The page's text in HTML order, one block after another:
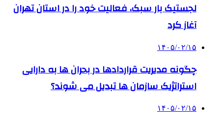
لجستیک بار سبک، فعالیت خود را در استان تهران
آغاز کرد
۱۴۰۵/۰۲/۱۵
چگونه مدیریت قراردادها در بحران ها به دارایی
استراتژیک سازمان ها تبدیل می شوند؟
۱۴۰۵/۰۲/۱۵